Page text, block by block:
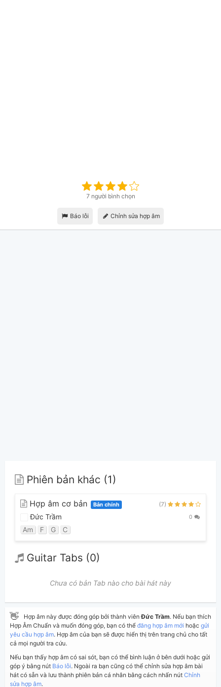
7 người bình chọn
Báo lỗi Chỉnh sửa hợp âm
Phiên bản khác (1)
Hợp âm cơ bản Bản chính (7)
Đức Trầm 0
Am F G C
Guitar Tabs (0)
Chưa có bản Tab nào cho bài hát này
👋 Hợp âm này được đóng góp bởi thành viênĐức Trầm. Nếu bạn thích
Hợp Âm Chuẩn và muốn đóng góp, bạn có thể đăng hợp âm mới hoặc gửi
yêu cầu hợp âm. Hợp âm của bạn sẽ được hiển thị trên trang chủ cho tất
cả mọi người tra cứu.
Nếu bạn thấy hợp âm có sai sót, bạn có thể bình luận ở bên dưới hoặc gửi
góp ý bằng nút Báo lỗi. Ngoài ra bạn cũng có thể chỉnh sửa hợp âm bài
hát có sẵn và lưu thành phiên bản cá nhân bằng cách nhấn nút Chỉnh
sửa hợp âm.